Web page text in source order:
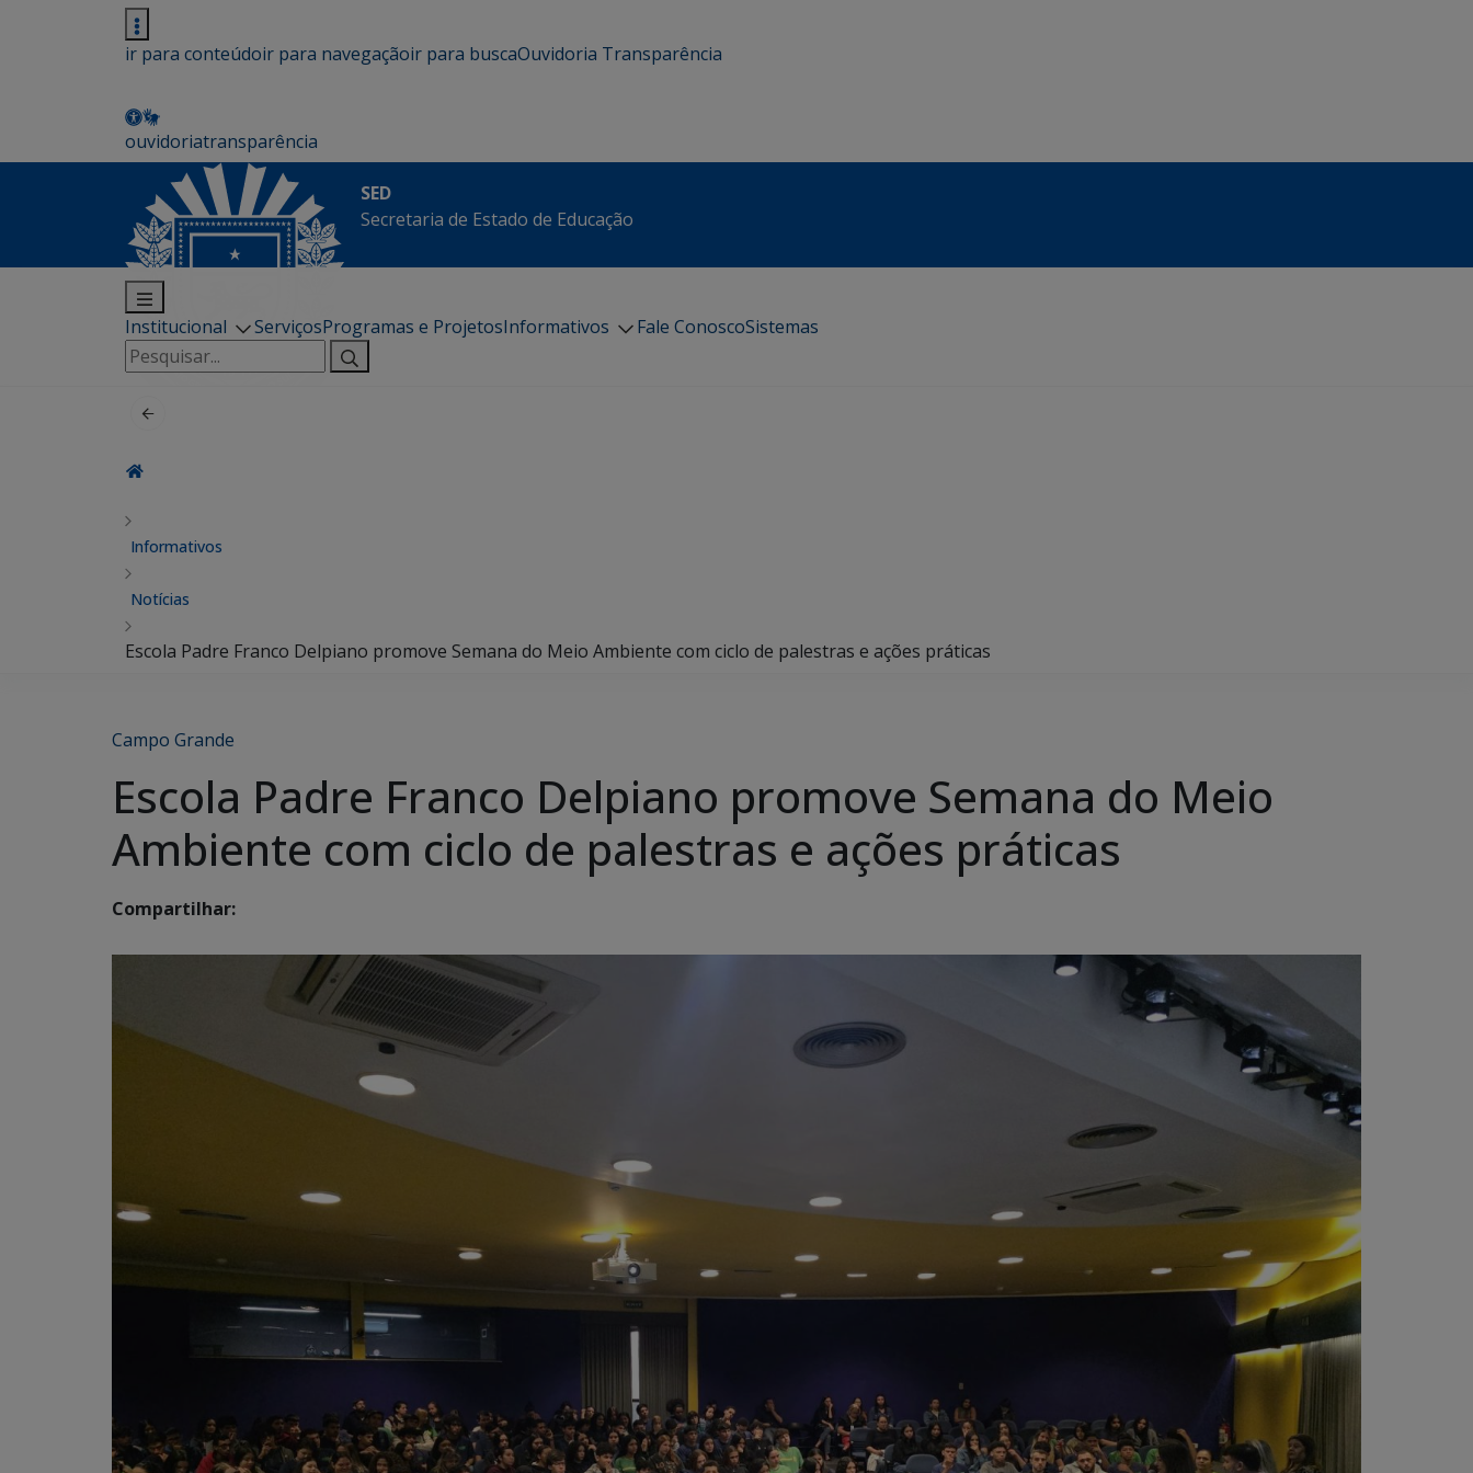
ir para conteúdoir para navegaçãoir para buscaOuvidoria Transparência
ouvidoriatransparência
SED
Secretaria de Estado de Educação
Institucional ServiçosProgramas e ProjetosInformativos Fale ConoscoSistemas
Pesquisar
por:
Informativos
Notícias
Escola Padre Franco Delpiano promove Semana do Meio Ambiente com ciclo de palestras e ações práticas
Campo Grande
Escola Padre Franco Delpiano promove Semana do Meio
Ambiente com ciclo de palestras e ações práticas
Compartilhar: